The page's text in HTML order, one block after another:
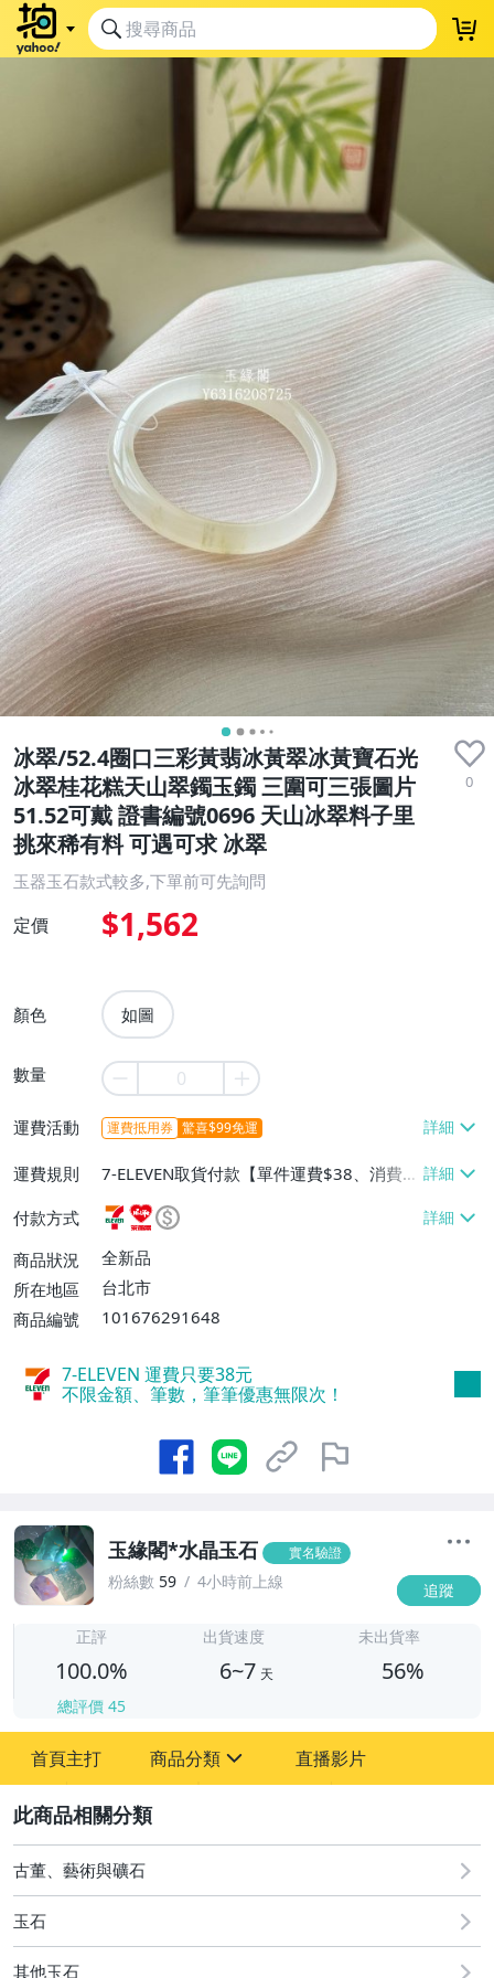
冰翠/52.4圈口三彩黃翡冰黃翠冰黃寶石光
冰翠桂花糕天山翠鐲玉鐲 三圍可三張圖片
51.52可戴 證書編號0696 天山冰翠料子里
挑來稀有料 可遇可求 冰翠
0
玉器玉石款式較多,下單前可先詢問
定價 $1,562
顏色 如圖
數量
運費活動 運費抵用券 驚喜$99免運
運費規則
7-ELEVEN取貨付款【單件運費$38、消費滿
$990免運費】、萊爾富取貨付款【單件運
費$60、消費滿$990免運費】、宅配/貨運
【單件運費$80、消費滿$990免運費】
付款方式
商品狀況
全新品
所在地區
台北市
商品編號
101676291648
7-ELEVEN 運費只要38元
不限金額、筆數，筆筆優惠無限次！
玉緣閣*水晶玉石 實名驗證
粉絲數 59 4小時前上線 追蹤
正評
100.0%
總評價 45
出貨速度
6~7 天
未出貨率
56%
首頁主打 商品分類
古董、藝術與礦石
居家、家具與園藝
直播影片
古董、藝術與礦石
玉石
其他玉石